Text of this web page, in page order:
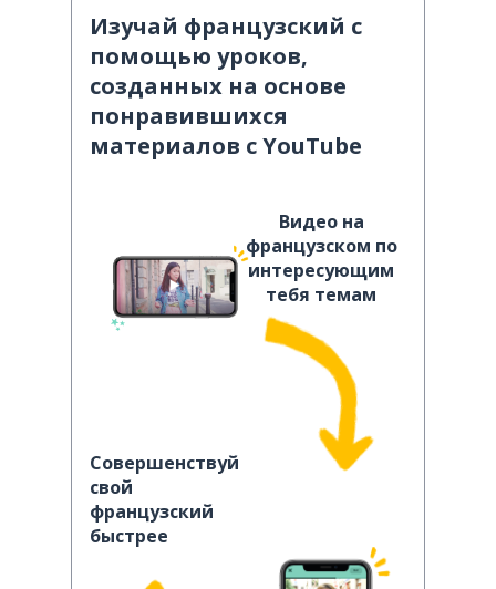
Изучай французский с
помощью уроков,
созданных на основе
понравившихся
материалов с YouTube
Видео на
французском по
интересующим
тебя темам
Совершенствуй
свой
французский
быстрее